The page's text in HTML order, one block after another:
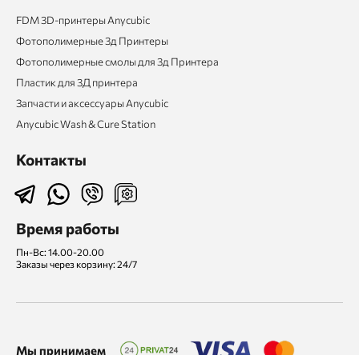
FDM 3D-принтеры Anycubic
Фотополимерные 3д Принтеры
Фотополимерные смолы для 3д Принтера
Пластик для 3Д принтера
Запчасти и аксессуары Anycubic
Anycubic Wash & Cure Station
Контакты
Время работы
Пн-Вс: 14.00-20.00
Заказы через корзину: 24/7
Мы принимаем